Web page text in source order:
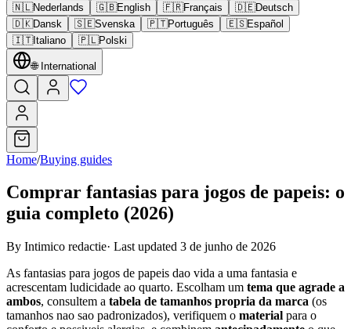
🇳🇱Nederlands 🇬🇧English 🇫🇷Français 🇩🇪Deutsch
🇩🇰Dansk 🇸🇪Svenska 🇵🇹Português 🇪🇸Español
🇮🇹Italiano 🇵🇱Polski
🌐 International
Home/Buying guides
Comprar fantasias para jogos de papeis: o
guia completo (2026)
By Intimico redactie· Last updated 3 de junho de 2026
As fantasias para jogos de papeis dao vida a uma fantasia e
acrescentam ludicidade ao quarto. Escolham um tema que agrade a
ambos, consultem a tabela de tamanhos propria da marca (os
tamanhos nao sao padronizados), verifiquem o material para o